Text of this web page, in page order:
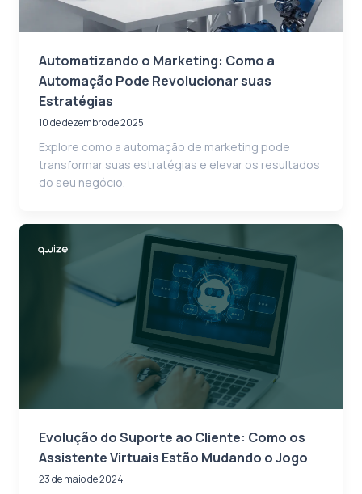
Automatizando o Marketing: Como a
Automação Pode Revolucionar suas
Estratégias
10 de dezembro de 2025
Explore como a automação de marketing pode
transformar suas estratégias e elevar os resultados
do seu negócio.
Evolução do Suporte ao Cliente: Como os
Assistente Virtuais Estão Mudando o Jogo
23 de maio de 2024